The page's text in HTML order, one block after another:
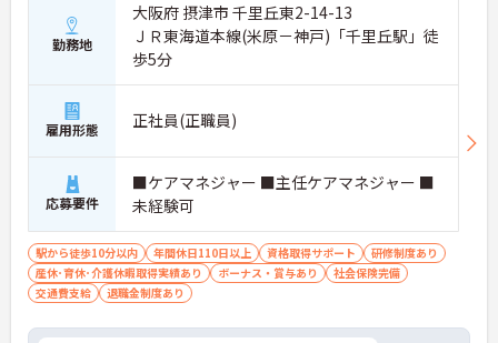
勤務地
大阪府 摂津市 千里丘東2-14-13
ＪＲ東海道本線(米原－神戸)「千里丘駅」徒
歩5分
雇用形態 正社員(正職員)
応募要件
■ケアマネジャー ■主任ケアマネジャー ■
未経験可
駅から徒歩10分以内 年間休日110日以上 資格取得サポート
研修制度あり
産休･育休･介護休暇取得実績あり
ボーナス・賞与あり
社会保険完備
交通費支給
退職金制度あり